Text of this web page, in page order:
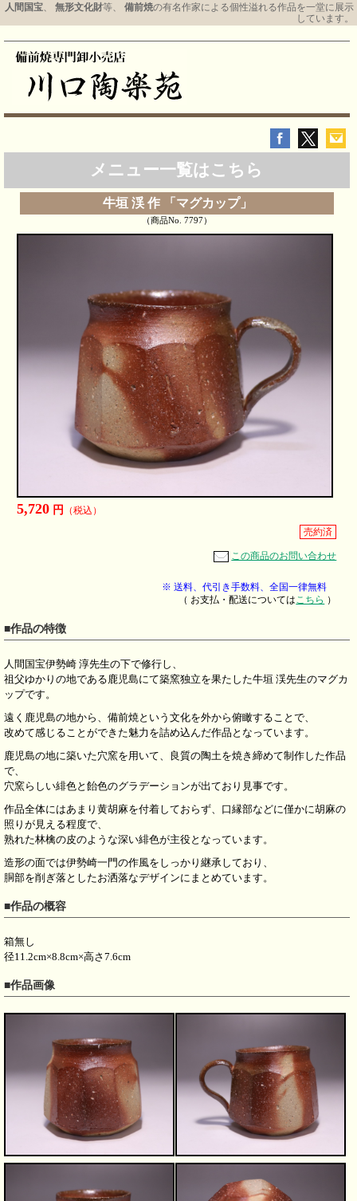
人間国宝、 無形文化財等、 備前焼の有名作家による個性溢れる作品を一堂に展示
しています。
メニュー一覧はこちら
牛垣 渓 作 「マグカップ」
（商品No. 7797）
5,720 円
（税込）
売約済
この商品のお問い合わせ
※ 送料、代引き手数料、全国一律無料
（ お支払・配送については こちら ）
■作品の特徴
人間国宝伊勢崎 淳先生の下で修行し、
祖父ゆかりの地である鹿児島にて築窯独立を果たした牛垣 渓先生のマグカ
ップです。
遠く鹿児島の地から、備前焼という文化を外から俯瞰することで、
改めて感じることができた魅力を詰め込んだ作品となっています。
鹿児島の地に築いた穴窯を用いて、良質の陶土を焼き締めて制作した作品
で、
穴窯らしい緋色と飴色のグラデーションが出ており見事です。
作品全体にはあまり黄胡麻を付着しておらず、口縁部などに僅かに胡麻の
照りが見える程度で、
熟れた林檎の皮のような深い緋色が主役となっています。
造形の面では伊勢崎一門の作風をしっかり継承しており、
胴部を削ぎ落としたお洒落なデザインにまとめています。
■作品の概容
箱無し
径11.2cm×8.8cm×高さ7.6cm
■作品画像